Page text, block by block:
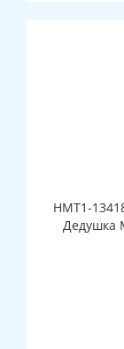
НМТ1-
Дедушка